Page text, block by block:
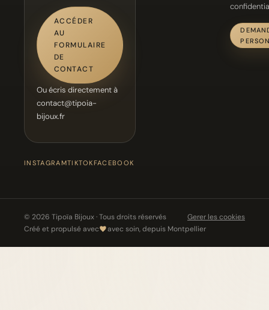
ACCÉDER
AU
FORMULAIRE
DE
CONTACT
Ou écris directement à
contact@tipoia-
bijoux.fr
INSTAGRAMTIKTOKFACEBOOK
© 2026 Tipoïa Bijoux · Tous droits réservés
Gerer les cookies
Créé et propulsé avec
avec soin, depuis Montpellier